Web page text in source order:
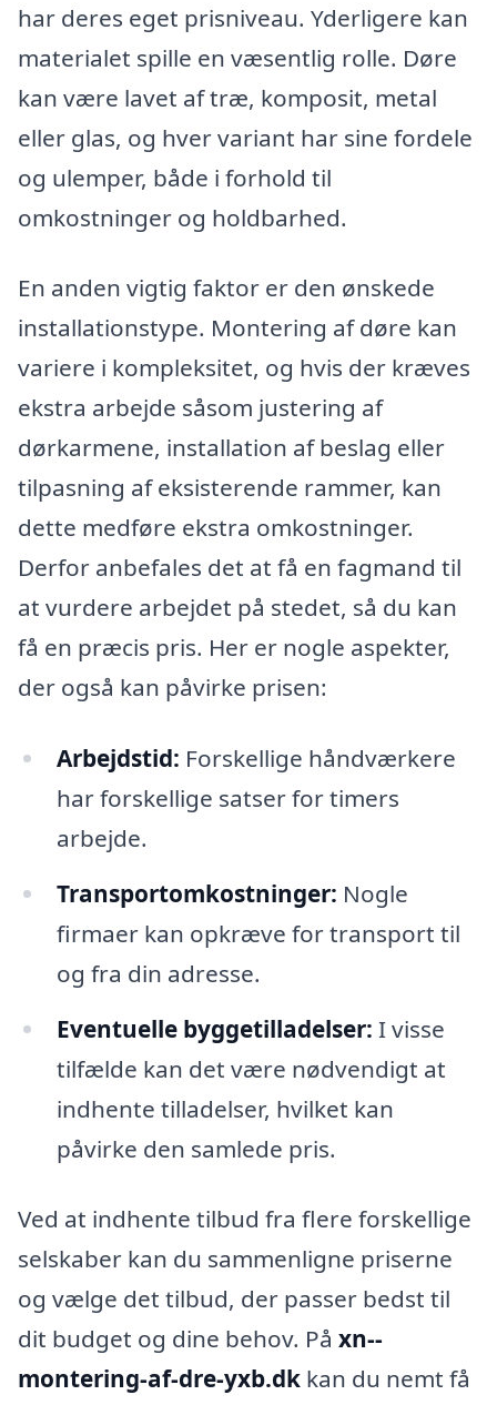
har deres eget prisniveau. Yderligere kan
materialet spille en væsentlig rolle. Døre
kan være lavet af træ, komposit, metal
eller glas, og hver variant har sine fordele
og ulemper, både i forhold til
omkostninger og holdbarhed.
En anden vigtig faktor er den ønskede
installationstype. Montering af døre kan
variere i kompleksitet, og hvis der kræves
ekstra arbejde såsom justering af
dørkarmene, installation af beslag eller
tilpasning af eksisterende rammer, kan
dette medføre ekstra omkostninger.
Derfor anbefales det at få en fagmand til
at vurdere arbejdet på stedet, så du kan
få en præcis pris. Her er nogle aspekter,
der også kan påvirke prisen:
Arbejdstid: Forskellige håndværkere
har forskellige satser for timers
arbejde.
Transportomkostninger: Nogle
firmaer kan opkræve for transport til
og fra din adresse.
Eventuelle byggetilladelser: I visse
tilfælde kan det være nødvendigt at
indhente tilladelser, hvilket kan
påvirke den samlede pris.
Ved at indhente tilbud fra flere forskellige
selskaber kan du sammenligne priserne
og vælge det tilbud, der passer bedst til
dit budget og dine behov. På xn--
montering-af-dre-yxb.dk kan du nemt få